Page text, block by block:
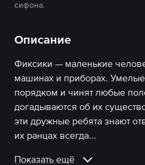
сифона.
Описание
Фиксики — маленькие
машинах и приборах. Умелые
порядком и чинят любые
догадываются об их
эти дружные ребята знают
их ранцах всегда...
Показать ещё